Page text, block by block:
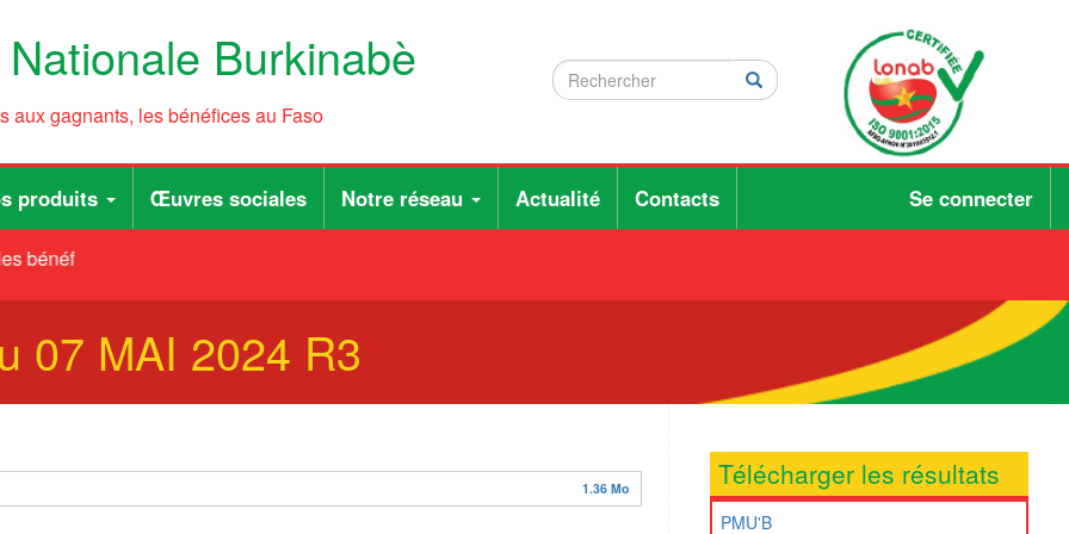
Burkinabè
aux gagnants, les bénéfices au Faso Rechercher
Rechercher Rechercher
produits Œuvres sociales Notre réseau Actualité Contacts Se connecter
bénéfices au Faso
07 MAI 2024 R3
1.36 Mo Télécharger les résultats
PMU'B